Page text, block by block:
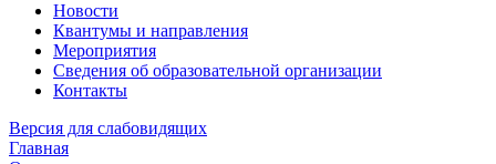
Новости
Квантумы и направления
Мероприятия
Сведения об образовательной организации
Контакты
Версия для слабовидящих
Главная